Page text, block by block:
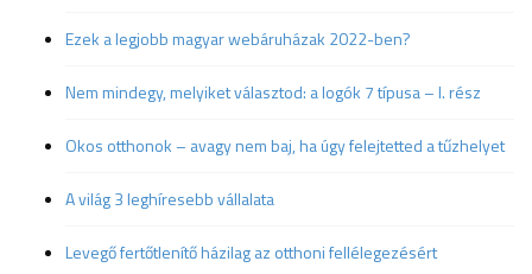
Ezek a legjobb magyar webáruházak 2022-ben?
Nem mindegy, melyiket választod: a logók 7 típusa – I. rész
Okos otthonok – avagy nem baj, ha úgy felejtetted a tűzhelyet
A világ 3 leghíresebb vállalata
Levegő fertőtlenítő házilag az otthoni fellélegezésért